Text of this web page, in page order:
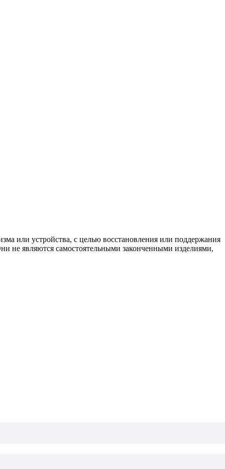
или устройства, с целью восстановления или поддержания
не являются самостоятельными законченными изделиями,